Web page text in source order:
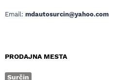
Email: mdautosurcin@yahoo.com
PRODAJNA MESTA
Surčin